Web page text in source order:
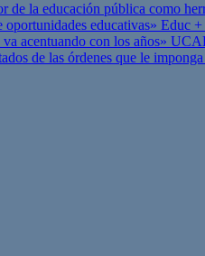
la educación pública como
educativas» Educ
acentuando con los años»
de las órdenes que le